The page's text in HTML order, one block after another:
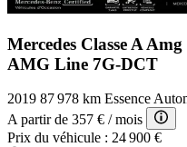
Mercedes Classe A
AMG Line 7G-DCT
2019 87 978 km Essence
A partir de 357 € / mois
Prix du véhicule : 24 900 €